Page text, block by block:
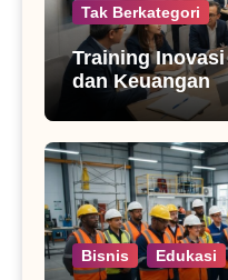
Tak Berkategori
Training
dan Keuangan
Bisnis Edukasi